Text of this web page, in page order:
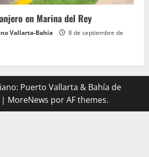
en Marina del Rey
Vallarta-Bahía
8 de septiembre de
Puerto Vallarta & Bahía de
| MoreNews por AF themes.